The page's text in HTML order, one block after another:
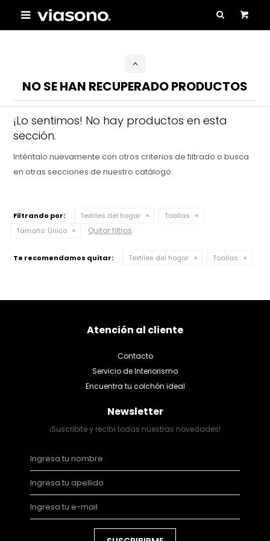

NO SE HAN RECUPERADO PRODUCTOS
¡Lo sentimos! No hay productos en esta
sección.
Inténtalo nuevamente con otros criterios de filtrado o busca
en otras secciones de nuestro catálogo.
Filtrando por: Textiles del hogar
Toallas
Tamaño: Único Quitar filtros
Te recomendamos quitar: Textiles del hogar Toallas
Atención al cliente
Contacto
Servicio de Interiorismo
Encuentra tu colchón ideal
Newsletter
¡Suscribite y recibí todas nuestras novedades!